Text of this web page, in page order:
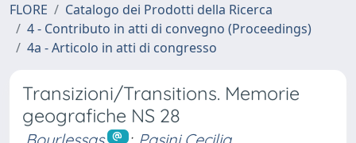
FLORE
Catalogo dei Prodotti della Ricerca
4 - Contributo in atti di convegno (Proceedings)
4a - Articolo in atti di congresso
Transizioni/Transitions. Memorie
geografiche NS 28